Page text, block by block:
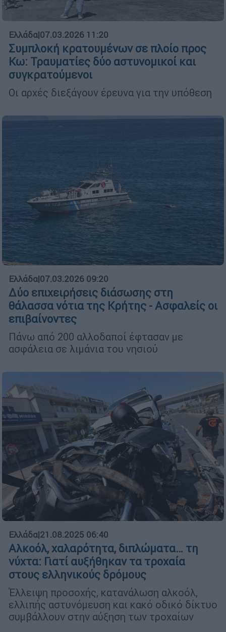
Ελλάδα|07.03.2026 11:20
Συμπλοκή κρατουμένων σε πλοίο προς
Κω: Τραυματίες δύο αστυνομικοί και
συγκρατούμενοι
Οι αρχές διεξάγουν έρευνα για την υπόθεση
Ελλάδα|07.03.2026 09:20
Δύο επιχειρήσεις διάσωσης στη
θάλασσα νότια της Κρήτης - Ασφαλείς οι
επιβαίνοντες
Πάνω από 200 αλλοδαποί έφτασαν με
ασφάλεια σε λιμάνια του νησιού
Ελλάδα|21.08.2025 06:40
Αλκοόλ, χαλαρότητα, διπλώματα… τη
νύχτα: Γιατί αυξήθηκαν τα τροχαία
στους ελληνικούς δρόμους
Έλλειψη προσοχής, κατανάλωση αλκοόλ,
ελλιπής αστυνόμευση και κακό οδικό δίκτυο
συμβάλλουν στην αύξηση των τροχαίων